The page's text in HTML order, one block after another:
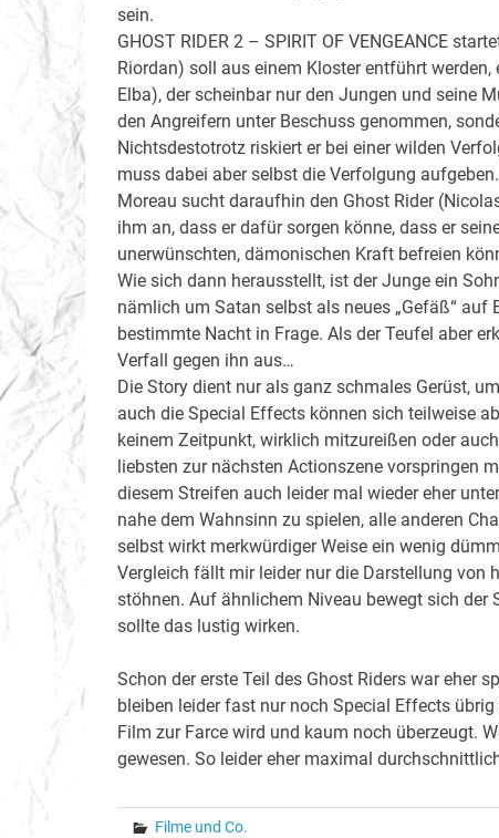
sein.
GHOST RIDER 2 – SPIRIT OF VENGEANCE
Riordan) soll aus einem Kloster entführt
Elba), der scheinbar nur den Jungen und seine
den Angreifern unter Beschuss genommen,
Nichtsdestotrotz riskiert er bei einer wilden
muss dabei aber selbst die Verfolgung aufgeben.
Moreau sucht daraufhin den Ghost Rider
ihm an, dass er dafür sorgen könne, dass er
unerwünschten, dämonischen Kraft befreien
Wie sich dann herausstellt, ist der Junge ein
nämlich um Satan selbst als neues „Gefäß“
bestimmte Nacht in Frage. Als der Teufel aber
Verfall gegen ihn aus…
Die Story dient nur als ganz schmales Gerüst,
auch die Special Effects können sich teilweise
keinem Zeitpunkt, wirklich mitzureißen oder
liebsten zur nächsten Actionszene vorspringen
diesem Streifen auch leider mal wieder eher
nahe dem Wahnsinn zu spielen, alle anderen
selbst wirkt merkwürdiger Weise ein wenig
Vergleich fällt mir leider nur die Darstellung von
stöhnen. Auf ähnlichem Niveau bewegt sich der
sollte das lustig wirken.
Schon der erste Teil des Ghost Riders war eher
bleiben leider fast nur noch Special Effects
Film zur Farce wird und kaum noch überzeugt.
gewesen. So leider eher maximal
Filme und Co.